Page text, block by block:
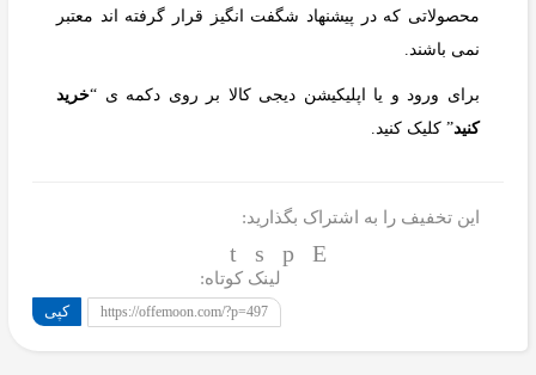
محصولاتی که در پیشنهاد شگفت انگیز قرار گرفته اند معتبر
نمی باشند.
برای ورود و یا اپلیکیشن دیجی کالا بر روی دکمه ی “خرید
کنید” کلیک کنید.
این تخفیف را به اشتراک بگذارید:
لینک کوتاه:
https://offemoon.com/?p=497 کپی